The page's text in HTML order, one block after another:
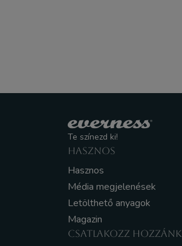
Te színezd ki!
HASZNOS
Hasznos
Média megjelenések
Letölthető anyagok
Magazin
CSATLAKOZZ HOZZÁNK